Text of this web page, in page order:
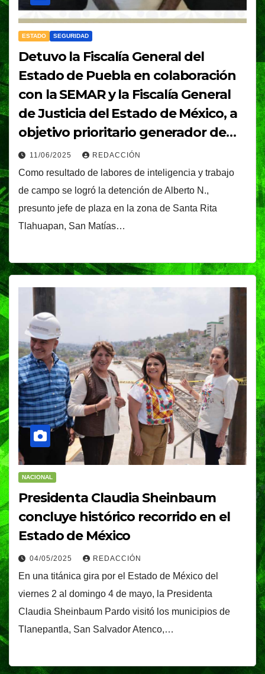
ESTADO SEGURIDAD
Detuvo la Fiscalía General del
Estado de Puebla en colaboración
con la SEMAR y la Fiscalía General
de Justicia del Estado de México, a
objetivo prioritario generador de
violencia en Puebla; está vinculado
a grupo delictivo con orígenes en
Jalisco
11/06/2025 REDACCIÓN
Como resultado de labores de inteligencia y trabajo
de campo se logró la detención de Alberto N.,
presunto jefe de plaza en la zona de Santa Rita
Tlahuapan, San Matías…
NACIONAL
Presidenta Claudia Sheinbaum
concluye histórico recorrido en el
Estado de México
04/05/2025 REDACCIÓN
En una titánica gira por el Estado de México del
viernes 2 al domingo 4 de mayo, la Presidenta
Claudia Sheinbaum Pardo visitó los municipios de
Tlanepantla, San Salvador Atenco,…